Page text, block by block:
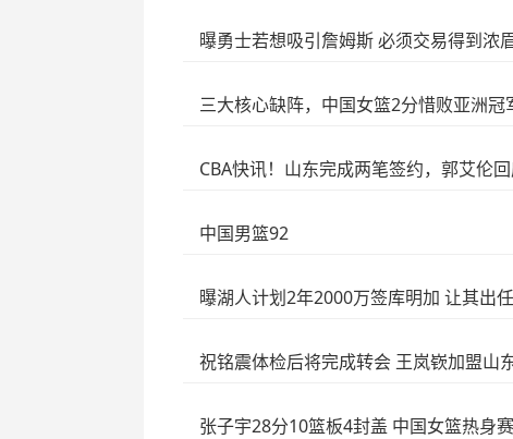
曝勇士若想吸引詹姆斯 必须交易得到浓
三大核心缺阵，中国女篮2分惜败亚洲
CBA快讯！山东完成两笔签约，郭艾伦
中国男篮92
曝湖人计划2年2000万签库明加 让其出
祝铭震体检后将完成转会 王岚嵚加盟山
张子宇28分10篮板4封盖 中国女篮热身